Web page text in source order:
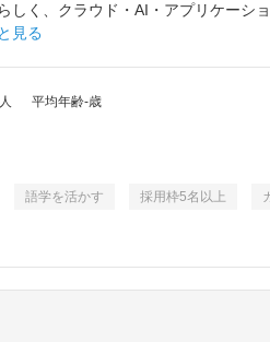
く、クラウド・AI・アプリケーシ
見る
平均年齢-歳
語学を活かす 採用枠5名以上